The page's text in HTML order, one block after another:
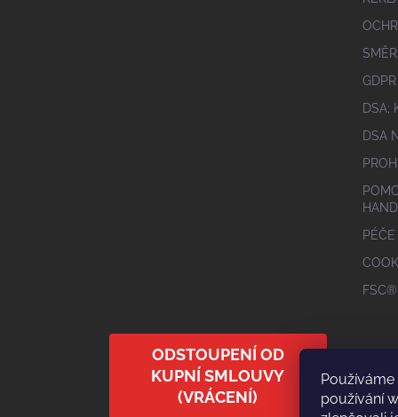
používání
DSA;
DSA
FSC®
ODSTOUPENÍ OD
KUPNÍ SMLOUVY
(VRÁCENÍ)